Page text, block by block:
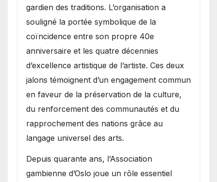
gardien des traditions. L’organisation a
souligné la portée symbolique de la
coïncidence entre son propre 40e
anniversaire et les quatre décennies
d’excellence artistique de l’artiste. Ces deux
jalons témoignent d’un engagement commun
en faveur de la préservation de la culture,
du renforcement des communautés et du
rapprochement des nations grâce au
langage universel des arts.
​Depuis quarante ans, l’Association
gambienne d’Oslo joue un rôle essentiel